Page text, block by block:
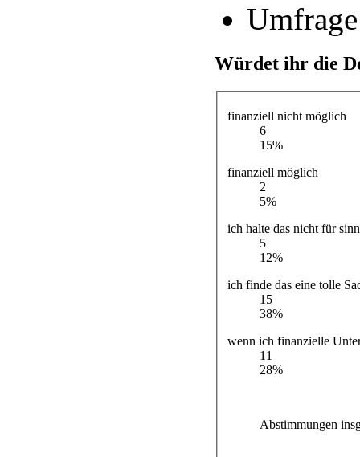
Umfrage
Würdet ihr die
finanziell nicht möglich
6
15%
finanziell möglich
2
5%
ich halte das nicht für
5
12%
ich finde das eine tolle
15
38%
wenn ich finanzielle
11
28%
Abstimmungen